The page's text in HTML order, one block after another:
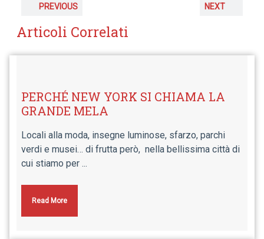
PREVIOUS NEXT
Articoli Correlati
PERCHÉ NEW YORK SI CHIAMA LA
GRANDE MELA
Locali alla moda, insegne luminose, sfarzo, parchi
verdi e musei… di frutta però, nella bellissima città di
cui stiamo per ...
Read More